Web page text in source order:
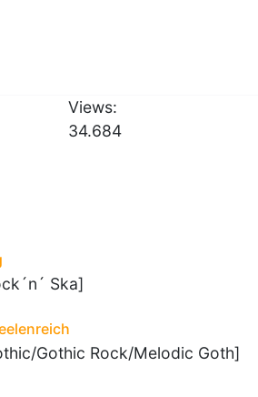
Views:
34.684
Ska]
Gothic Rock/Melodic Goth]